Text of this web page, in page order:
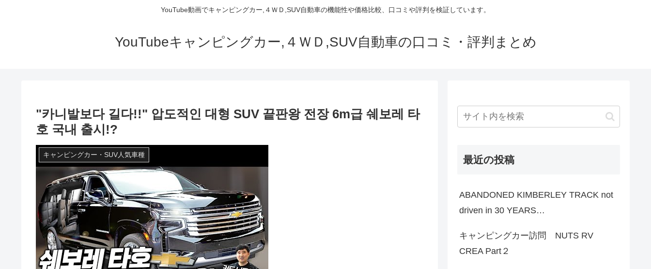
YouTube動画でキャンピングカー,４ＷＤ,SUV自動車の機能性や価格比較、口コミや評判を検証しています。
YouTubeキャンピングカー,４ＷＤ,SUV自動車の口コミ・評判まとめ
"카니발보다 길다!!" 압도적인 대형 SUV 끝판왕 전장 6m급 쉐보레 타
호 국내 출시!?
キャンピングカー・SUV人気車種 最近の投稿
ABANDONED KIMBERLEY TRACK not
driven in 30 YEARS…
キャンピングカー訪問 NUTS RV
CREA Part２